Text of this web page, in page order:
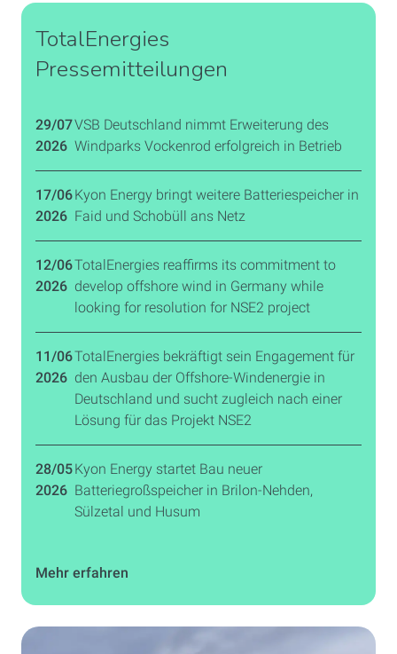
TotalEnergies
Pressemitteilungen
29/07
2026
VSB Deutschland nimmt Erweiterung des
Windparks Vockenrod erfolgreich in Betrieb
17/06
2026
Kyon Energy bringt weitere Batteriespeicher in
Faid und Schobüll ans Netz
12/06
2026
TotalEnergies reaffirms its commitment to
develop offshore wind in Germany while
looking for resolution for NSE2 project
11/06
2026
TotalEnergies bekräftigt sein Engagement für
den Ausbau der Offshore-Windenergie in
Deutschland und sucht zugleich nach einer
Lösung für das Projekt NSE2
28/05
2026
Kyon Energy startet Bau neuer
Batteriegroßspeicher in Brilon-Nehden,
Sülzetal und Husum
Mehr erfahren